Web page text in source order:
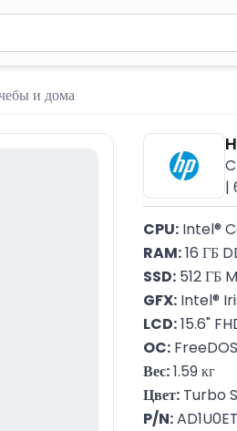
2 символа для поиска. Нажмите
и дома
|
CPU: Intel®
RAM: 16 ГБ
SSD: 512 ГБ
GFX: Intel®
LCD: 15.6"
OC: FreeDOS
Вес: 1.59 кг
Цвет: Turbo
P/N: AD1U0ET